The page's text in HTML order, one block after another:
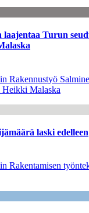
laajentaa Turun
Rakennustyö
Heikki Malaska
laski edelleen
Rakentamisen